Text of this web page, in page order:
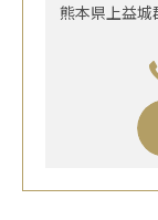
熊本県上益